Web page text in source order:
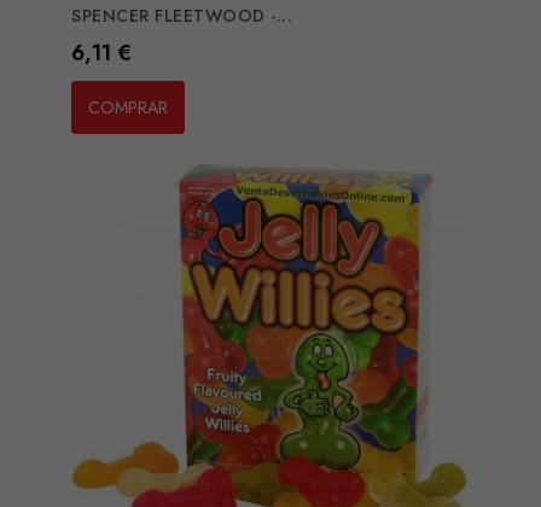
SPENCER FLEETWOOD -...
Preço
6,11 €
COMPRAR